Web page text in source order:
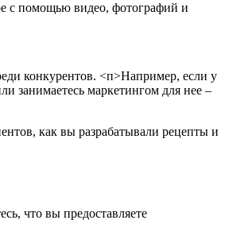
с помощью видео, фотографий и
конкурентов. <п>Например, если у
занимаетесь маркетингом для нее –
как вы разрабатывали рецепты и
что вы предоставляете